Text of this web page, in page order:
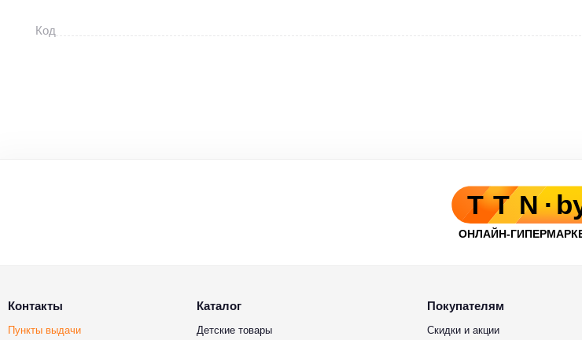
Код
Контакты
Пункты выдачи
Каталог
Детские товары
Покупателям
Скидки и акции